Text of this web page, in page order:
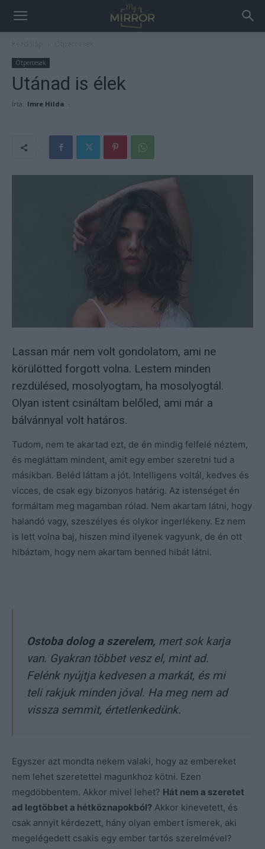
Ötpercesek
Utánad is élek
Írta: Imre Hilda -
Lassan már nem volt gondolatom, ami ne
körülötted forgott volna. Lestem minden
rezdülésed, mosolyogtam, ha mosolyogtál.
Olyan istent csináltam belőled, ami már a
bálvánnyal volt határos.
Tudom, nem te akartad ezt, de én mindig felfelé néztem,
és megláttam mindent, amit egy ember szeretni tud a
másikban. Beléd láttam a jót. Intelligens voltál, kedves és
vicces, de csak egy bizonyos határig. Az istenséget én
formáltam meg magamban rólad. Nem akartam látni, hogy
halandó vagy, szeszélyes és olykor ingerlékeny. Ez nem
is lett volna baj, hiszen mind ilyenek vagyunk, de én ott
hibáztam, hogy nem akartam benned hibát látni.
Ostoba dolog a szerelem, mert sok karja
van. Gyakran többet vesz el, mint ad.
Felénk nyújtja kedvesen a markát, és mi
teli rakjuk minden jóval. Ha meg nem ad
vissza semmit, értetlenkedünk.
Egyszer azt mondta nekem valaki, hogy az embereket
nem lehet szeretettel magunkhoz kötni. Ezen
megdöbbentem. Akkor mivel lehet? Hát nem a szeretet
ad legtöbbet a hétköznapokból? Akkor kinevetett, és
csak annyit kérdezett, hány olyan embert ismerek, aki
megelégedett csakis egy ember tartós szerelmével?